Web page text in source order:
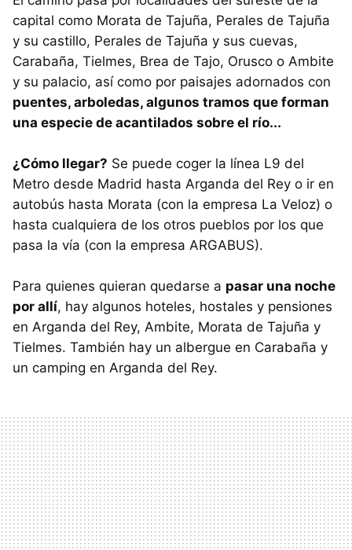
capital como Morata de Tajuña, Perales de Tajuña
y su castillo, Perales de Tajuña y sus cuevas,
Carabaña, Tielmes, Brea de Tajo, Orusco o Ambite
y su palacio, así como por paisajes adornados con
puentes, arboledas, algunos tramos que forman
una especie de acantilados sobre el río...
¿Cómo llegar? Se puede coger la línea L9 del
Metro desde Madrid hasta Arganda del Rey o ir en
autobús hasta Morata (con la empresa La Veloz) o
hasta cualquiera de los otros pueblos por los que
pasa la vía (con la empresa ARGABUS).
Para quienes quieran quedarse a pasar una noche
por allí, hay algunos hoteles, hostales y pensiones
en Arganda del Rey, Ambite, Morata de Tajuña y
Tielmes. También hay un albergue en Carabaña y
un camping en Arganda del Rey.